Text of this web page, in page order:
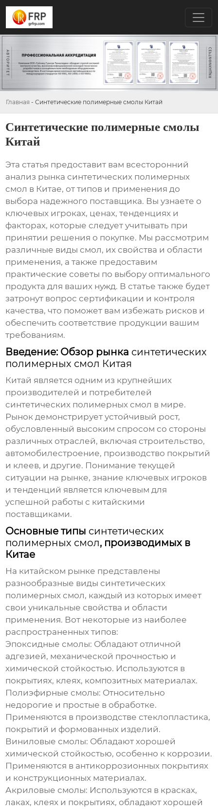
Главная - Синтетические полимерные смолы Китай
Синтетические полимерные смолы
Китай
Эта статья предоставит вам всесторонний
анализ рынка синтетических полимерных
смол в Китае, от типов и применения до
выбора надежного поставщика. Вы узнаете о
ключевых игроках, ценах, тенденциях и
факторах, которые следует учитывать при
принятии решения о покупке. Мы рассмотрим
различные виды смол, их свойства и области
применения, а также предоставим
практические советы по выбору оптимального
продукта для ваших нужд. В статье также будет
затронут вопрос сертификации и контроля
качества, что поможет вам избежать рисков и
обеспечить соответствие продукции вашим
требованиям.
Введение: Обзор рынка синтетических
полимерных смол Китая
Китай является одним из крупнейших
производителей и потребителей
синтетических полимерных смол в мире.
Рынок демонстрирует устойчивый рост,
обусловленный высоким спросом со стороны
различных отраслей, включая строительство,
автомобилестроение, производство покрытий
и клеев, и другие. Понимание текущей
ситуации на рынке, знание ключевых игроков
и тенденций является ключевым для
успешной работы с китайскими
поставщиками.
Основные типы синтетических
полимерных смол, производимых в
Китае
На китайском рынке представлены
разнообразные виды синтетических
полимерных смол, каждый из которых имеет
свои уникальные свойства и области
применения. Вот некоторые из наиболее
распространенных типов:
Эпоксидные смолы: Обладают отличной
адгезией, механической прочностью и
химической стойкостью. Используются в
покрытиях, клеях, композитных материалах.
Полиэфирные смолы: Относительно
недорогие и простые в обработке.
Применяются в производстве стеклопластика,
покрытий и формованных изделий.
Виниловые смолы: Обладают хорошей
химической стойкостью, особенно к коррозии.
Применяются в антикоррозионных покрытиях
и конструкционных материалах.
Акриловые смолы: Используются в красках,
лаках, клеях и покрытиях, обладают хорошей